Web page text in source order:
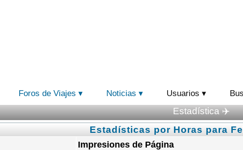
Foros de Viajes Noticias Usuarios
Estadística ✈️
Estadísticas por Horas para
Impresiones de Página